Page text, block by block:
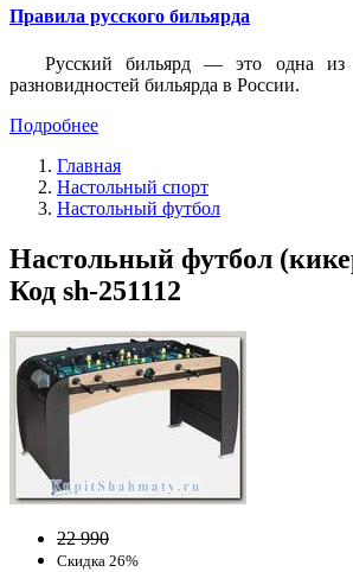
Правила русского бильярда
Русский бильярд — это одна из
разновидностей бильярда в России.
Подробнее
Главная
Настольный спорт
Настольный футбол
Настольный футбол
Код sh-251112
22 990
Скидка 26%